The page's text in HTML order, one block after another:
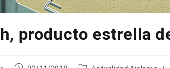
producto estrella